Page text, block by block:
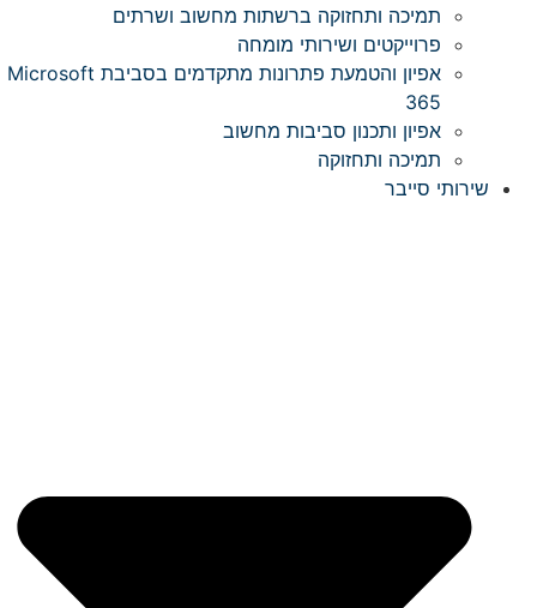
תמיכה ותחזוקה ברשתות מחשוב ושרתים
פרוייקטים ושירותי מומחה
אפיון והטמעת פתרונות מתקדמים בסביבת Microsoft
365
אפיון ותכנון סביבות מחשוב
תמיכה ותחזוקה
שירותי סייבר